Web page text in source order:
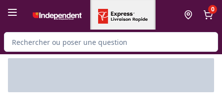
0
Rechercher des produits